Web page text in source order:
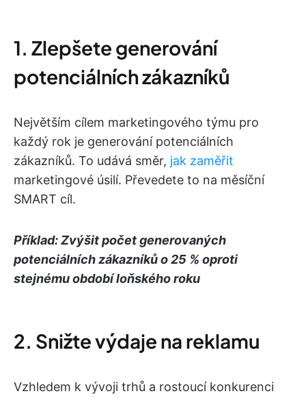
1. Zlepšete generování
potenciálních zákazníků
Největším cílem marketingového týmu pro
každý rok je generování potenciálních
zákazníků. To udává směr, jak zaměřit
marketingové úsilí. Převedete to na měsíční
SMART cíl.
Příklad: Zvýšit počet generovaných
potenciálních zákazníků o 25 % oproti
stejnému období loňského roku
2. Snižte výdaje na reklamu
Vzhledem k vývoji trhů a rostoucí konkurenci